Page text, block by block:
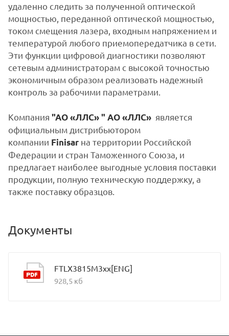
удаленно следить за полученной оптической
мощностью, переданной оптической мощностью,
током смещения лазера, входным напряжением и
температурой любого приемопередатчика в сети.
Эти функции цифровой диагностики позволяют
сетевым администраторам с высокой точностью
экономичным образом реализовать надежный
контроль за рабочими параметрами.
Компания "АО «ЛЛС» " АО «ЛЛС» является
официальным дистрибьютором
компании Finisar на территории Российской
Федерации и стран Таможенного Союза, и
предлагает наиболее выгодные условия поставки
продукции, полную техническую поддержку, а
также поставку образцов.
Документы
FTLX3815M3xx[ENG]
928,5 кб